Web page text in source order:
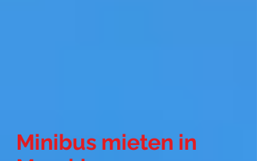
Minibus mieten in